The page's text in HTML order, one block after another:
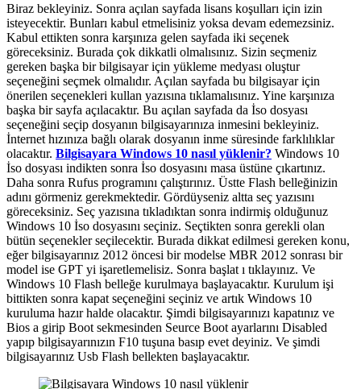
Biraz bekleyiniz. Sonra açılan sayfada lisans koşulları için izin
isteyecektir. Bunları kabul etmelisiniz yoksa devam edemezsiniz.
Kabul ettikten sonra karşınıza gelen sayfada iki seçenek
göreceksiniz. Burada çok dikkatli olmalısınız. Sizin seçmeniz
gereken başka bir bilgisayar için yükleme medyası oluştur
seçeneğini seçmek olmalıdır. Açılan sayfada bu bilgisayar için
önerilen seçenekleri kullan yazısına tıklamalısınız. Yine karşınıza
başka bir sayfa açılacaktır. Bu açılan sayfada da İso dosyası
seçeneğini seçip dosyanın bilgisayarınıza inmesini bekleyiniz.
İnternet hızınıza bağlı olarak dosyanın inme süresinde farklılıklar
olacaktır. Bilgisayara Windows 10 nasıl yüklenir? Windows 10
İso dosyası indikten sonra İso dosyasını masa üstüne çıkartınız.
Daha sonra Rufus programını çalıştırınız. Üstte Flash belleğinizin
adını görmeniz gerekmektedir. Gördüyseniz altta seç yazısını
göreceksiniz. Seç yazısına tıkladıktan sonra indirmiş olduğunuz
Windows 10 İso dosyasını seçiniz. Seçtikten sonra gerekli olan
bütün seçenekler seçilecektir. Burada dikkat edilmesi gereken konu,
eğer bilgisayarınız 2012 öncesi bir modelse MBR 2012 sonrası bir
model ise GPT yi işaretlemelisiz. Sonra başlat ı tıklayınız. Ve
Windows 10 Flash belleğe kurulmaya başlayacaktır. Kurulum işi
bittikten sonra kapat seçeneğini seçiniz ve artık Windows 10
kuruluma hazır halde olacaktır. Şimdi bilgisayarınızı kapatınız ve
Bios a girip Boot sekmesinden Seurce Boot ayarlarını Disabled
yapıp bilgisayarınızın F10 tuşuna basıp evet deyiniz. Ve şimdi
bilgisayarınız Usb Flash bellekten başlayacaktır.